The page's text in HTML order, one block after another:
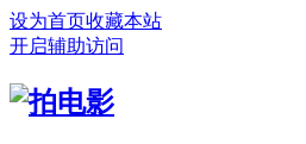
设为首页收藏本站
开启辅助访问